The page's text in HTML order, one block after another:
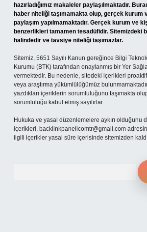
hazırladığımız makaleler paylaşılmaktadır.
haber niteliği taşımamakta olup, gerçek kurum
paylaşım yapılmamaktadır. Gerçek kurum ve
benzerlikleri tamamen tesadüfidir. Sitemizdeki
halindedir ve tavsiye niteliği taşımazlar.
Sitemiz, 5651 Sayılı Kanun gereğince Bilgi
Kurumu (BTK) tarafından onaylanmış bir Yer
vermektedir. Bu nedenle, sitedeki içerikleri
veya araştırma yükümlülüğümüz
yazdıkları içeriklerin sorumluluğunu taşımakta
sorumluluğu kabul etmiş sayılırlar.
Hukuka ve yasal düzenlemelere aykırı olduğunu
içerikleri, backlinkpanelicomtr@gmail.com
ilgili içerikler yasal süre içerisinde sitemizden